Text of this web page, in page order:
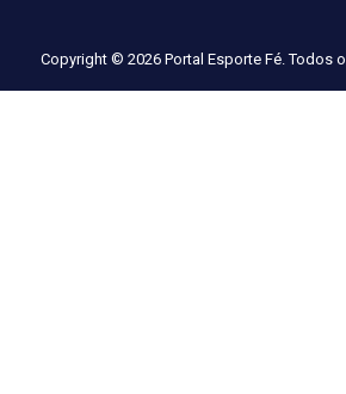
Copyright © 2026 Portal Esporte Fé. Todos